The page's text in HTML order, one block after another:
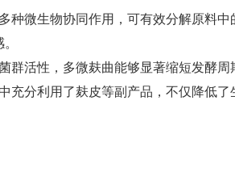
种微生物协同作用，可有效分解原料
群活性，多微麸曲能够显著缩短发酵周
充分利用了麸皮等副产品，不仅降低了